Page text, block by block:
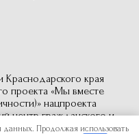
края
проекта «Мы вместе
нацпроекта
центр гражданского и
данных. Продолжая использовать